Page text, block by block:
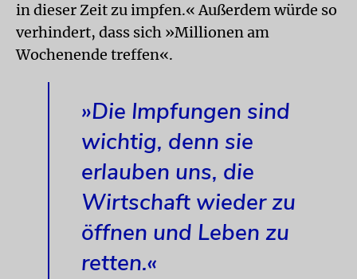
in dieser Zeit zu impfen.« Außerdem würde so
verhindert, dass sich »Millionen am
Wochenende treffen«.
»Die Impfungen sind
wichtig, denn sie
erlauben uns, die
Wirtschaft wieder zu
öffnen und Leben zu
retten.«